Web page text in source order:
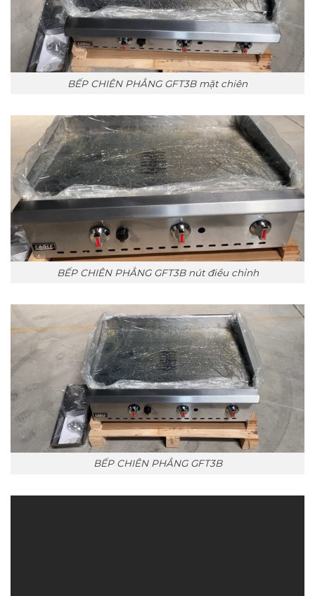
BẾP CHIÊN PHẲNG GFT3B mặt chiên
BẾP CHIÊN PHẲNG GFT3B nút điều chỉnh
BẾP CHIÊN PHẲNG GFT3B